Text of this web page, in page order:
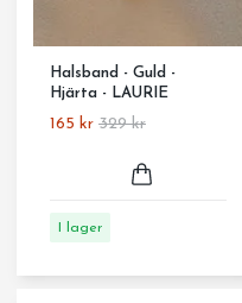
Halsband - Guld -
Hjärta - LAURIE
165 kr 329 kr
I lager